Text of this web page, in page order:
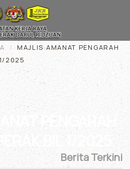
MAJLIS AMANAT PENGARAH
2025
PENGARAH
BIL 1/2025
Berita Terkini